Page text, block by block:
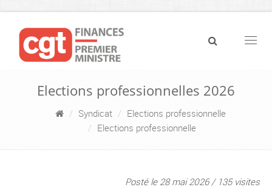
Elections professionnelles 2026
Syndicat
Elections professionnelle
Elections professionnelle
Posté le 28 mai 2026 / 135 visites